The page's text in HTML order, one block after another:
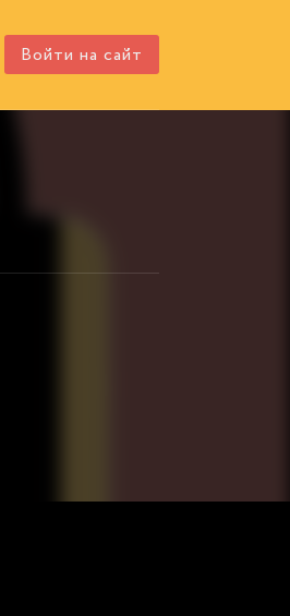
Войти на сайт